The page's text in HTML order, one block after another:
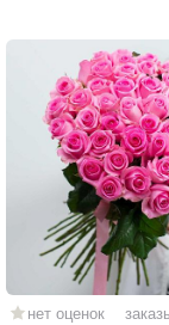
нет оценок